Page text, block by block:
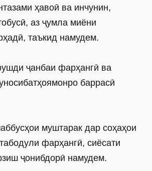
ҳавоӣ ва инчунин,
аз ҷумла миёни
таъкид намудем.
ҷанбаи фарҳангӣ ва
баррасӣ
муштарак дар соҳаҳои
фарҳангӣ, сиёсати
ҷонибдорӣ намудем.